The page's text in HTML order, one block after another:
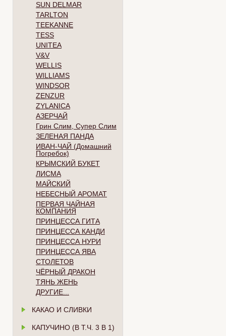
SUN DELMAR
TARLTON
TEEKANNE
TESS
UNITEA
V&V
WELLIS
WILLIAMS
WINDSOR
ZENZUR
ZYLANICA
АЗЕРЧАЙ
Грин Слим, Супер Слим
ЗЕЛЕНАЯ ПАНДА
ИВАН-ЧАЙ (Домашний
Погребок)
КРЫМСКИЙ БУКЕТ
ЛИСМА
МАЙСКИЙ
НЕБЕСНЫЙ АРОМАТ
ПЕРВАЯ ЧАЙНАЯ
КОМПАНИЯ
ПРИНЦЕССА ГИТА
ПРИНЦЕССА КАНДИ
ПРИНЦЕССА НУРИ
ПРИНЦЕССА ЯВА
СТОЛЕТОВ
ЧЁРНЫЙ ДРАКОН
ТЯНЬ ЖЕНЬ
ДРУГИЕ...
КАКАО И СЛИВКИ
КАПУЧИНО (В Т.Ч. 3 В 1)